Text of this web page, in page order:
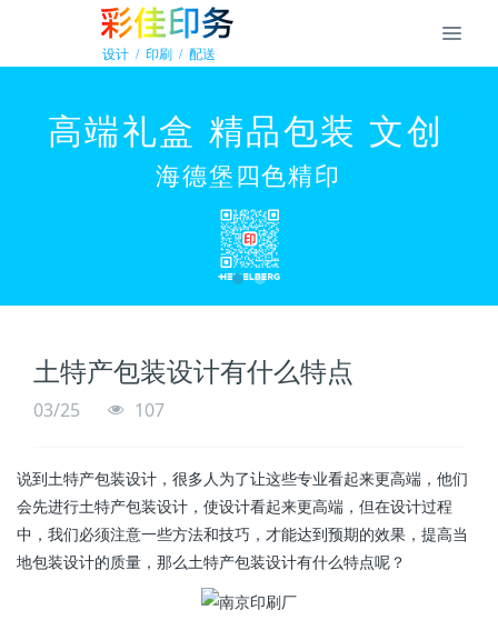
土特产包装设计有什么特点
03/25 107
说到土特产包装设计，很多人为了让这些专业看起来更高端，他们
会先进行土特产包装设计，使设计看起来更高端，但在设计过程
中，我们必须注意一些方法和技巧，才能达到预期的效果，提高当
地包装设计的质量，那么土特产包装设计有什么特点呢？